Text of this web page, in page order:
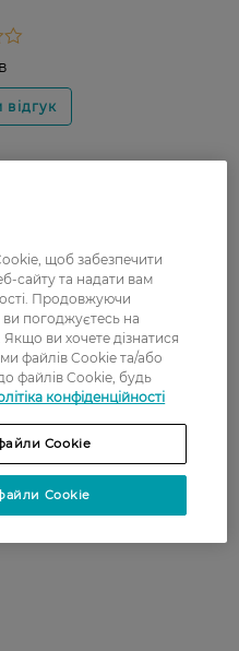
- 99 грн,
безкоштовна
більше
щоб забезпечити
сайту та надати вам
Продовжуючи
погоджуєтесь на
ви хочете дізнатися
файлів Cookie та/або
файлів Cookie, будь
конфіденційності
Cookie
Cookie